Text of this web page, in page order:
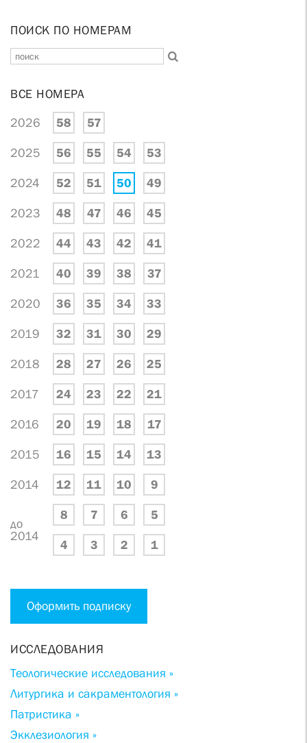
ПОИСК ПО НОМЕРАМ
ВСЕ НОМЕРА
2026 58 57
2025 56 55 54 53
2024 52 51 50 49
2023 48 47 46 45
2022 44 43 42 41
2021 40 39 38 37
2020 36 35 34 33
2019 32 31 30 29
2018 28 27 26 25
2017 24 23 22 21
2016 20 19 18 17
2015 16 15 14 13
2014 12 11 10 9
до
2014
8 7 6 5
4 3 2 1
Оформить подписку
ИССЛЕДОВАНИЯ
Теологические исследования »
Литургика и сакраментология »
Патристика »
Экклезиология »